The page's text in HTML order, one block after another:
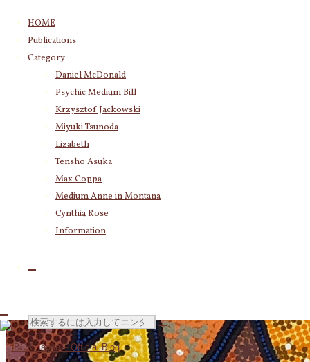
HOME
Publications
Category
Daniel McDonald
Psychic Medium Bill
Krzysztof Jackowski
Miyuki Tsunoda
Lizabeth
Tensho Asuka
Max Coppa
Medium Anne in Montana
Cynthia Rose
Information
検